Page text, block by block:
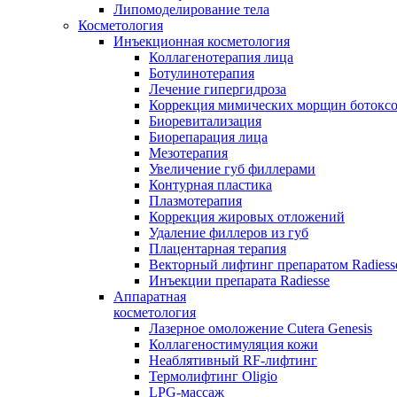
Липомоделирование тела
Косметология
Инъекционная косметология
Коллагенотерапия лица
Ботулинотерапия
Лечение гипергидроза
Коррекция мимических морщин
Биоревитализация
Биорепарация лица
Мезотерапия
Увеличение губ филлерами
Контурная пластика
Плазмотерапия
Коррекция жировых отложений
Удаление филлеров из губ
Плацентарная терапия
Векторный лифтинг препаратом
Инъекции препарата Radiesse
Аппаратная
косметология
Лазерное омоложение Cutera Genesis
Коллагеностимуляция кожи
Неаблятивный RF-лифтинг
Термолифтинг Oligio
LPG-массаж